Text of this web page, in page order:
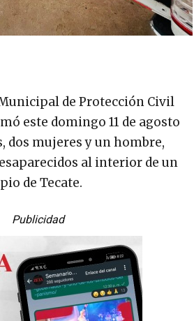
de Protección Civil
este domingo 11 de agosto
dos mujeres y un hombre,
al interior de un
de Tecate.
Publicidad